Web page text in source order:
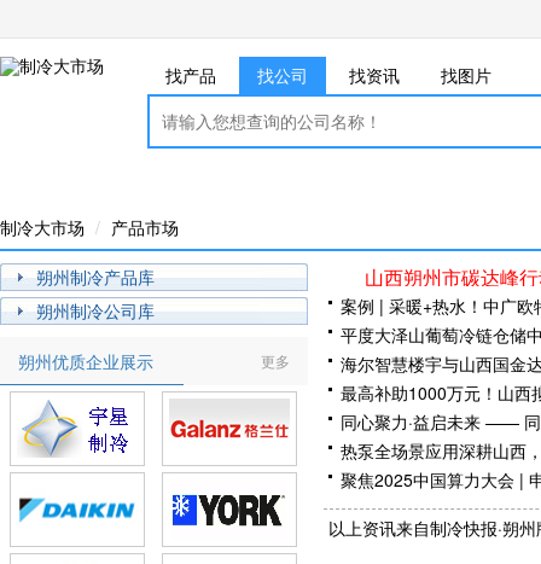
找产品 找公司 找资讯 找图片
制冷大市场 产品市场
朔州制冷产品库
朔州制冷公司库
更多
朔州优质企业展示
山西朔州市碳达峰
案例 | 采暖+热水！中广
平度大泽山葡萄冷链仓储
海尔智慧楼宇与山西国金
最高补助1000万元！山西
同心聚力·益启未来 ——
举行
热泵全场景应用深耕山西
聚焦2025中国算力大会 |
中国制冷空调工业协会冷
以上资讯来自制冷快报·朔州